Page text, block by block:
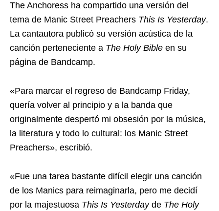
The Anchoress ha compartido una versión del
tema de Manic Street Preachers This Is Yesterday.
La cantautora publicó su versión acústica de la
canción perteneciente a The Holy Bible en su
página de Bandcamp.
«Para marcar el regreso de Bandcamp Friday,
quería volver al principio y a la banda que
originalmente despertó mi obsesión por la música,
la literatura y todo lo cultural: los Manic Street
Preachers», escribió.
«Fue una tarea bastante difícil elegir una canción
de los Manics para reimaginarla, pero me decidí
por la majestuosa This Is Yesterdayde The Holy